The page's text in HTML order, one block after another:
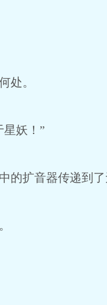
处。
妖！”
的扩音器传递到了